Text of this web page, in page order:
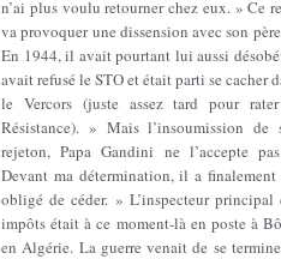
n’ai plus voulu retourner chez eux. » Ce
va provoquer une dissension avec son
En 1944, il avait pourtant lui aussi
avait refusé le STO et était parti se cacher
le Vercors (juste assez tard pour
Résistance). » Mais l’insoumission de
rejeton, Papa Gandini ne l’accepte
Devant ma détermination, il a finalement
obligé de céder. » L’inspecteur principal
impôts était à ce moment-là en poste à
en Algérie. La guerre venait de se